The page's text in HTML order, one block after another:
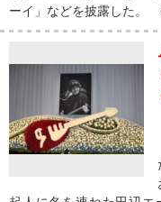
ーイ」などを披露した。